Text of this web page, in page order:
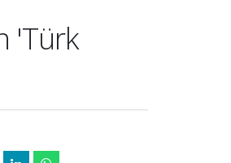
'Türk